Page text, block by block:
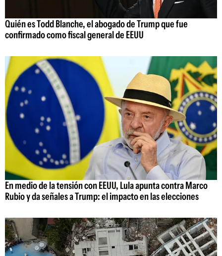
Quién es Todd Blanche, el abogado de Trump que fue
confirmado como fiscal general de EEUU
En medio de la tensión con EEUU, Lula apunta contra Marco
Rubio y da señales a Trump: el impacto en las elecciones